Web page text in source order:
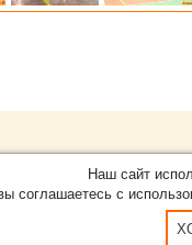
О проекте
Карта сайта
Наш сайт
соглашаетесь с